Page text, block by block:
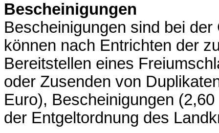
Bescheinigungen
Bescheinigungen sind bei
können nach Entrichten der
Bereitstellen eines
oder Zusenden von
Euro), Bescheinigungen
der Entgeltordnung des